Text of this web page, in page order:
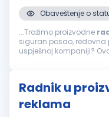
Obaveštenje o
...Tražimo proizvodne
siguran posao,
uspješnoj kompaniji?
Radnik u
reklama